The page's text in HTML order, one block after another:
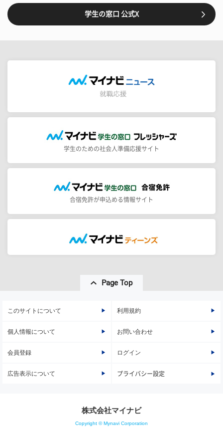
学生の窓口 公式X
学生のための社会人準備応援サイト
合宿免許が申込める情報サイト
Page Top
このサイトについて 利用規約
個人情報について お問い合わせ
会員登録 ログイン
広告表示について プライバシー設定
株式会社マイナビ
Copyright © Mynavi Corporation